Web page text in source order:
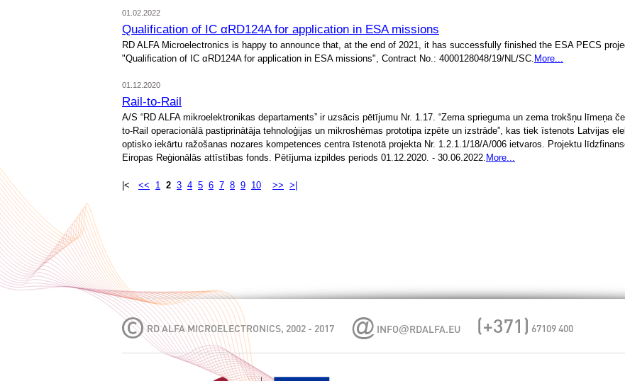
01.02.2022
Qualification of IC αRD124A for application in ESA missions
RD ALFA Microelectronics is happy to announce that, at the end of 2021, it has successfully finished the ESA PECS
"Qualification of IC αRD124A for application in ESA missions", Contract No.: 4000128048/19/NL/SC. More...
01.12.2020
Rail-to-Rail
A/S “RD ALFA mikroelektronikas departaments” ir uzsācis pētījumu Nr. 1.17. “Zema sprieguma un zema trokšņu līmeņa
to-Rail operacionālā pastiprinātāja tehnoloģijas un mikroshēmas prototipa izpēte un izstrāde”, kas tiek īstenots Latvijas
optisko iekārtu ražošanas nozares kompetences centra īstenotā projekta Nr. 1.2.1.1/18/A/006 ietvaros. Projektu
Eiropas Reģionālās attīstības fonds. Pētījuma izpildes periods 01.12.2020. - 30.06.2022. More...
|< << 1 2 3 4 5 6 7 8 9 10 >> >|
RD ALFA MICROELECTRONICS, 2002 - 2017 INFO@ RDALFA.EU 67109 400